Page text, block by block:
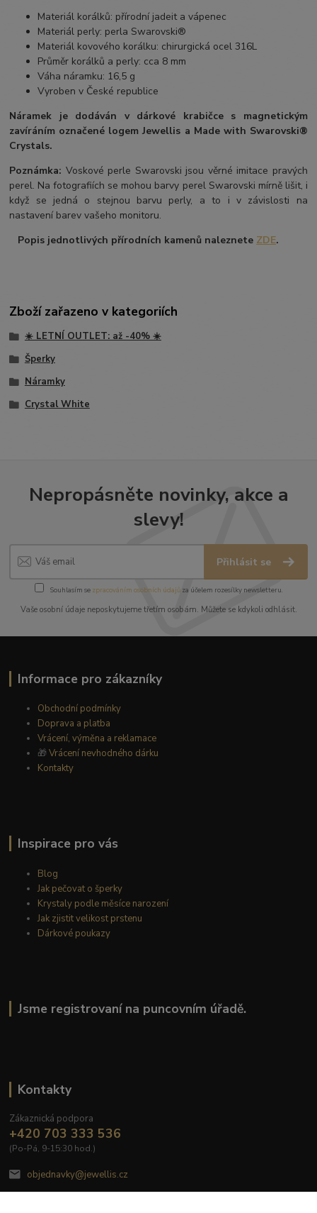
Materiál korálků: přírodní jadeit a vápenec
Materiál perly: perla Swarovski®
Materiál kovového korálku: chirurgická ocel 316L
Průměr korálků a perly: cca 8 mm
Váha náramku: 16,5 g
Vyroben v České republice
Náramek je dodáván v dárkové krabičce s magnetickým
zavíráním označené logem Jewellis a Made with Swarovski®
Crystals.
Poznámka: Voskové perle Swarovski jsou věrné imitace pravých
perel. Na fotografiích se mohou barvy perel Swarovski mírně lišit, i
když se jedná o stejnou barvu perly, a to i v závislosti na
nastavení barev vašeho monitoru.
Popis jednotlivých přírodních kamenů naleznete ZDE.
Zboží zařazeno v kategoriích
☀️ LETNÍ OUTLET: až -40% ☀️
Šperky
Náramky
Crystal White
Nepropásněte novinky, akce a
slevy!
Přihlásit se
Souhlasím se zpracováním osobních údajůza účelem rozesílky newsletteru.
Vaše osobní údaje neposkytujeme třetím osobám. Můžete se kdykoli odhlásit.
Informace pro zákazníky
Obchodní podmínky
Doprava a platba
Vrácení, výměna a reklamace
🎁Vrácení nevhodného dárku
Kontakty
Inspirace pro vás
Blog
Jak pečovat o šperky
Krystaly podle měsíce narození
Jak zjistit velikost prstenu
Dárkové poukazy
Jsme registrovaní na puncovním úřadě.
Kontakty
Zákaznická podpora
+420 703 333 536
(Po-Pá, 9-15:30 hod.)
objednavky@jewellis.cz